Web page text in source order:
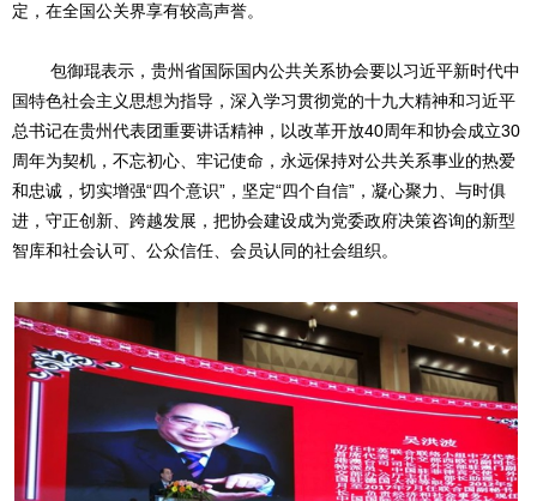
定，在全国公关界享有较高声誉。
包御琨表示，贵州省国际国内公共关系协会要以习近平新时代中
国特色社会主义思想为指导，深入学习贯彻党的十九大精神和习近平
总书记在贵州代表团重要讲话精神，以改革开放40周年和协会成立30
周年为契机，不忘初心、牢记使命，永远保持对公共关系事业的热爱
和忠诚，切实增强“四个意识”，坚定“四个自信”，凝心聚力、与时俱
进，守正创新、跨越发展，把协会建设成为党委政府决策咨询的新型
智库和社会认可、公众信任、会员认同的社会组织。